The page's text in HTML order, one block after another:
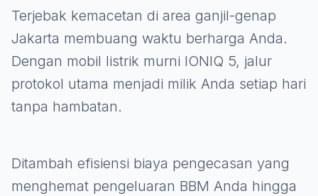
Terjebak kemacetan di area ganjil-genap
Jakarta membuang waktu berharga Anda.
Dengan mobil listrik murni IONIQ 5, jalur
protokol utama menjadi milik Anda setiap hari
tanpa hambatan.
Ditambah efisiensi biaya pengecasan yang
menghemat pengeluaran BBM Anda hingga